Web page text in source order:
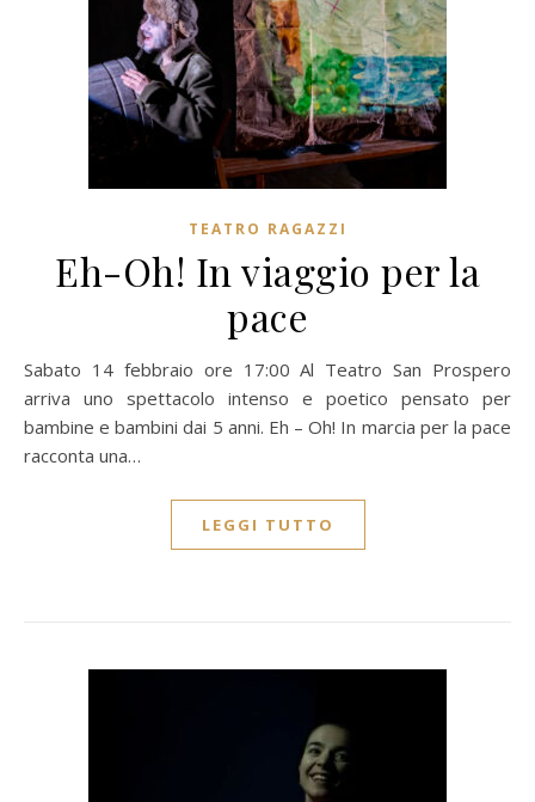
TEATRO RAGAZZI
Eh-Oh! In viaggio per la
pace
Sabato 14 febbraio ore 17:00 Al Teatro San Prospero
arriva uno spettacolo intenso e poetico pensato per
bambine e bambini dai 5 anni. Eh – Oh! In marcia per la pace
racconta una…
LEGGI TUTTO